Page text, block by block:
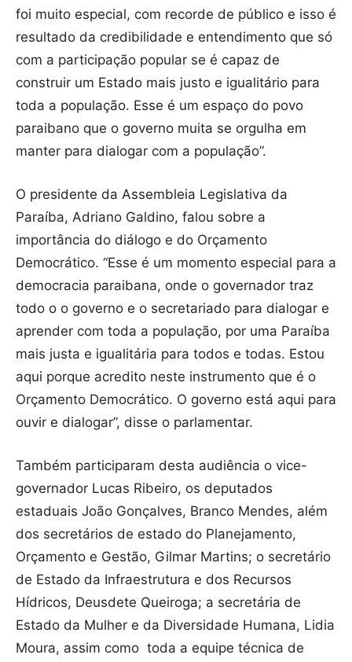
foi muito especial, com recorde de público e isso é
resultado da credibilidade e entendimento que só
com a participação popular se é capaz de
construir um Estado mais justo e igualitário para
toda a população. Esse é um espaço do povo
paraibano que o governo muita se orgulha em
manter para dialogar com a população”.
O presidente da Assembleia Legislativa da
Paraíba, Adriano Galdino, falou sobre a
importância do diálogo e do Orçamento
Democrático. “Esse é um momento especial para a
democracia paraibana, onde o governador traz
todo o o governo e o secretariado para dialogar e
aprender com toda a população, por uma Paraíba
mais justa e igualitária para todos e todas. Estou
aqui porque acredito neste instrumento que é o
Orçamento Democrático. O governo está aqui para
ouvir e dialogar”, disse o parlamentar.
Também participaram desta audiência o vice-
governador Lucas Ribeiro, os deputados
estaduais João Gonçalves, Branco Mendes, além
dos secretários de estado do Planejamento,
Orçamento e Gestão, Gilmar Martins; o secretário
de Estado da Infraestrutura e dos Recursos
Hídricos, Deusdete Queiroga; a secretária de
Estado da Mulher e da Diversidade Humana, Lidia
Moura, assim como toda a equipe técnica de